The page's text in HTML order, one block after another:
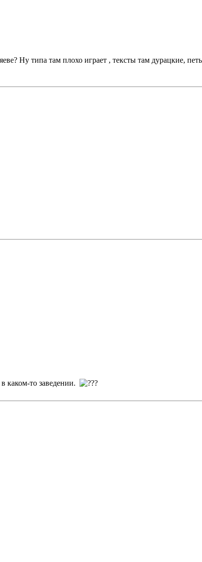
Ну типа там плохо играет , тексты там дурацкие,
каком-то заведении.